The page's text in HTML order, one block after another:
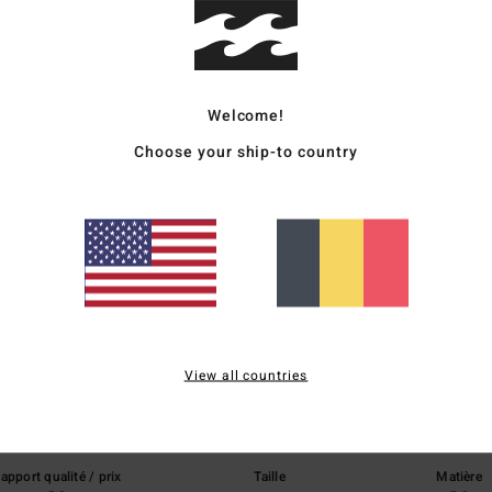
Note moyenne
5.0
qualité / prix
Taille
Matière
Welcome!
Choose your ship-to country
View all countries